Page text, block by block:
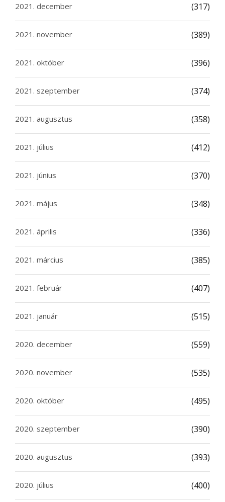
2021. december (317)
2021. november (389)
2021. október (396)
2021. szeptember (374)
2021. augusztus (358)
2021. július (412)
2021. június (370)
2021. május (348)
2021. április (336)
2021. március (385)
2021. február (407)
2021. január (515)
2020. december (559)
2020. november (535)
2020. október (495)
2020. szeptember (390)
2020. augusztus (393)
2020. július (400)